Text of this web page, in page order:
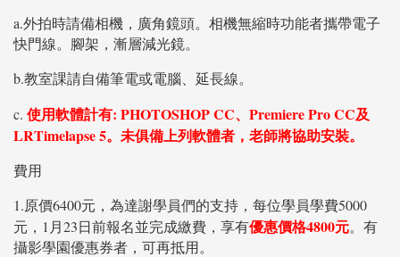
a.外拍時請備相機，廣角鏡頭。相機無縮時功能者攜帶電子
快門線。腳架，漸層減光鏡。
b.教室課請自備筆電或電腦、延長線。
c. 使用軟體計有: PHOTOSHOP CC、Premiere Pro CC及
LRTimelapse 5。未俱備上列軟體者，老師將協助安裝。
費用
1.原價6400元，為達謝學員們的支持，每位學員學費5000
元，1月23日前報名並完成繳費，享有優惠價格4800元。有
攝影學園優惠券者，可再抵用。